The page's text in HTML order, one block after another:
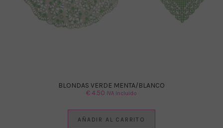
BLONDAS VERDE MENTA/BLANCO
€4.50 IVA Incluido
AÑADIR AL CARRITO